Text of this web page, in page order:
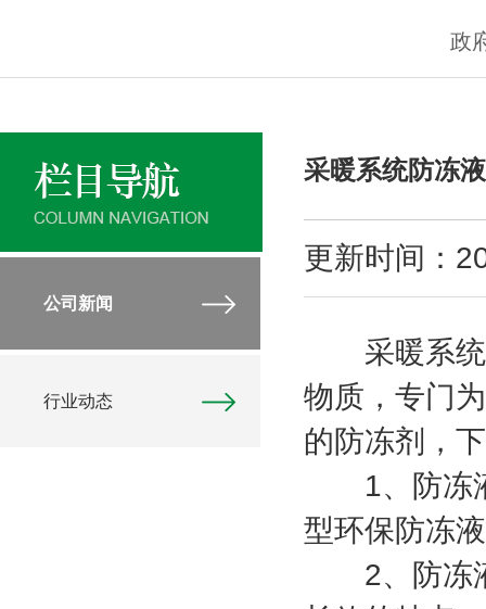
政
公司新闻
行业动态
采暖系统防冻
更新时间：
采暖系统
物质，专门
的防冻剂，
1、防冻液
型环保防冻
2、防冻液